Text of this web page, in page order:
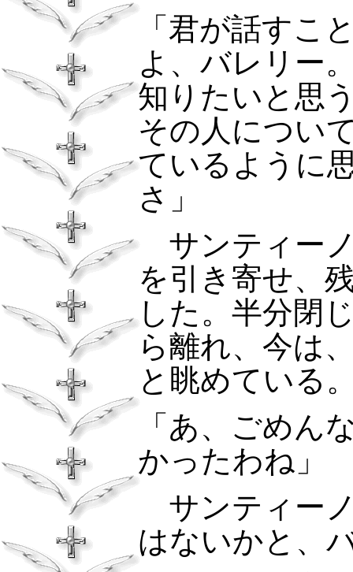
「君が話すこ
よ、バレリー
知りたいと思
その人につい
ているように
さ」
サンティー
を引き寄せ、
した。半分閉
ら離れ、今は
と眺めている
「あ、ごめん
かったわね」
サンティー
はないかと、